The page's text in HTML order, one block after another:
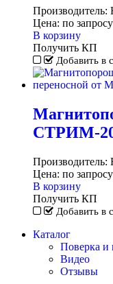
Производитель:
Цена: по запросу
В корзину
Получить КП
Добавить в
СТРИМ-20
Производитель:
Цена: по запросу
В корзину
Получить КП
Добавить в
Каталог
Поверка и
Видео
Отзывы